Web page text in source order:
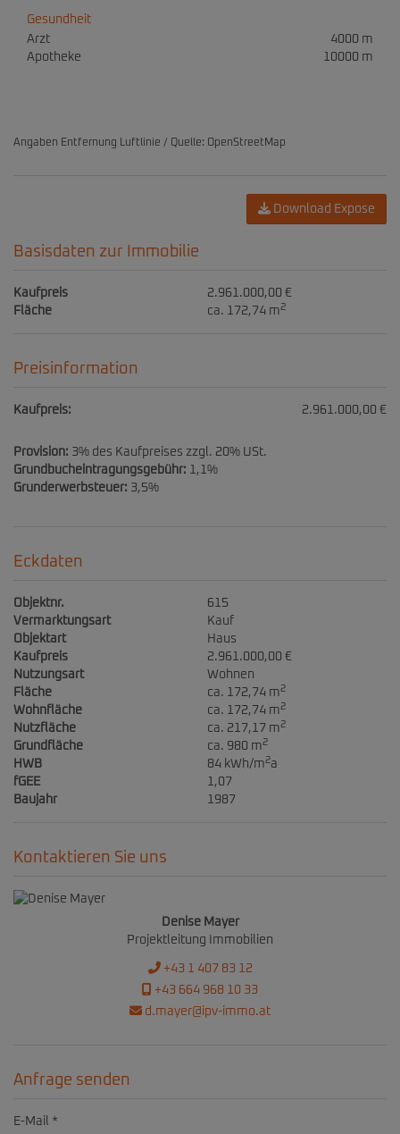
Gesundheit
Arzt
4000 m
Apotheke
10000 m
Angaben Entfernung Luftlinie / Quelle: OpenStreetMap
Download Expose
Basisdaten zur Immobilie
Kaufpreis
2.961.000,00 €
Fläche
ca. 172,74 m2
Preisinformation
Kaufpreis: 2.961.000,00 €
Provision: 3% des Kaufpreises zzgl. 20% USt.
Grundbucheintragungsgebühr: 1,1%
Grunderwerbsteuer: 3,5%
Eckdaten
Objektnr.
615
Vermarktungsart
Kauf
Objektart
Haus
Kaufpreis
2.961.000,00 €
Nutzungsart
Wohnen
Fläche
ca. 172,74 m2
Wohnfläche ca. 172,74 m2
Nutzfläche ca. 217,17 m2
Grundfläche ca. 980 m2
HWB 84 kWh/m2a
fGEE
1,07
Baujahr
1987
Kontaktieren Sie uns
Denise Mayer
Projektleitung Immobilien
+43 1 407 83 12
+43 664 968 10 33
d.mayer@ipv-immo.at
Anfrage senden
E-Mail